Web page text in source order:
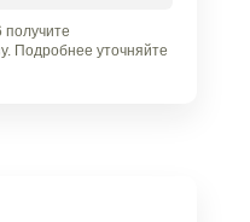
Подробнее уточняйте